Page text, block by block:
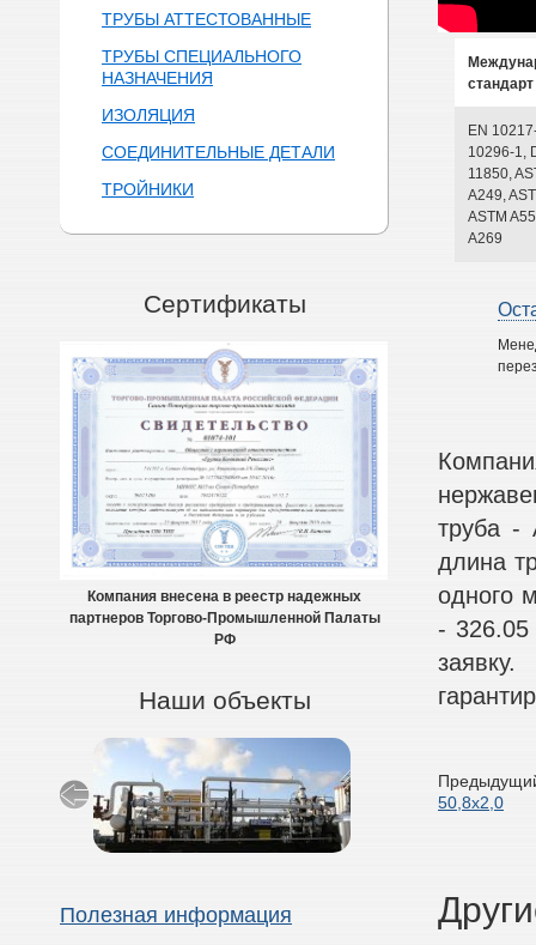
ТРУБЫ АТТЕСТОВАННЫЕ
ТРУБЫ СПЕЦИАЛЬНОГО
НАЗНАЧЕНИЯ
ИЗОЛЯЦИЯ
СОЕДИНИТЕЛЬНЫЕ ДЕТАЛИ
ТРОЙНИКИ
Сертификаты
Компания внесена в реестр надежных
партнеров Торгово-Промышленной Палаты
РФ
Наши объекты
Полезная информация
стандарт
EN
10296-1,
11850,
A249,
ASTM
A269
труба -
длина
одного
-
50,8х2,0